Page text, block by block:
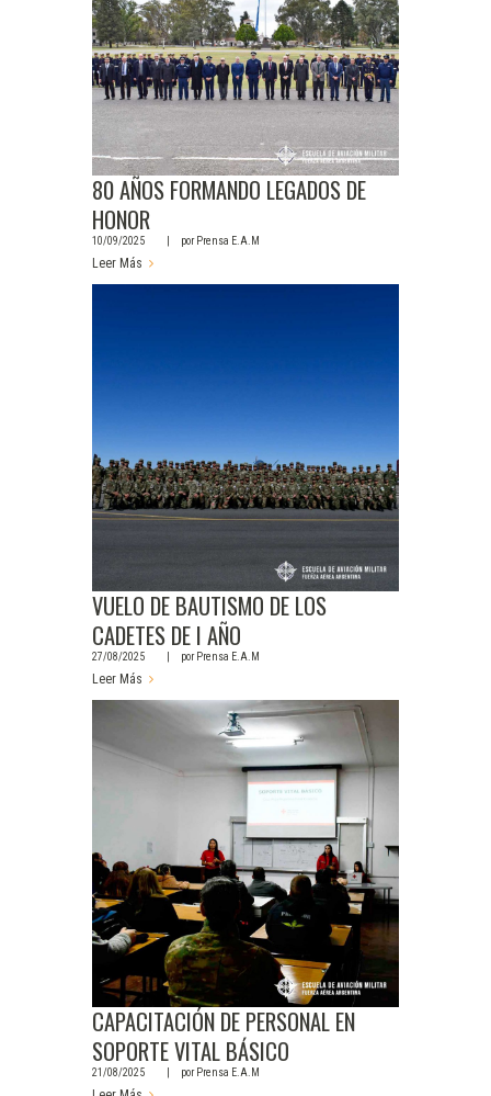
80 AÑOS FORMANDO LEGADOS DE
HONOR
10/09/2025 porPrensa E.A.M
Leer Más
VUELO DE BAUTISMO DE LOS
CADETES DE I AÑO
27/08/2025 porPrensa E.A.M
Leer Más
CAPACITACIÓN DE PERSONAL EN
SOPORTE VITAL BÁSICO
21/08/2025 porPrensa E.A.M